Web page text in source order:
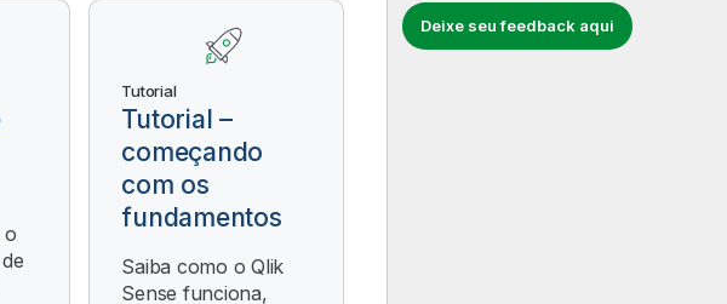
Deixe seu feedback aqui
o
Tutorial
Tutorial –
começando
com os
fundamentos
Saiba como o Qlik
Sense funciona,